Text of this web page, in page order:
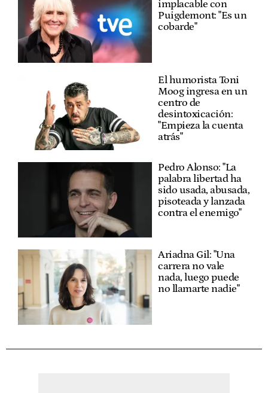
implacable con
Puigdemont: "Es un
cobarde"
El humorista Toni
Moog ingresa en un
centro de
desintoxicación:
"Empieza la cuenta
atrás"
Pedro Alonso: "La
palabra libertad ha
sido usada, abusada,
pisoteada y lanzada
contra el enemigo"
Ariadna Gil: "Una
carrera no vale
nada, luego puede
no llamarte nadie"